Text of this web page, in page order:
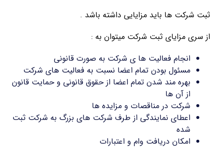
ثبت شرکت ها باید مزایایی داشته باشد .
از سری مزایای ثبت شرکت میتوان به :
انجام فعالیت ها ی شرکت به صورت قانونی
مسئول بودن تمام اعضا نسبت به فعالیت های شرکت
بهره مند شدن تمام اعضا از حقوق قانونی و حمایت قانون
از آن ها
شرکت در مناقصات و مزایده ها
اعطای نمایندگی از طرف شرکت های بزرگ به شرکت ثبت
شده
امکان دریافت وام و اعتبارات